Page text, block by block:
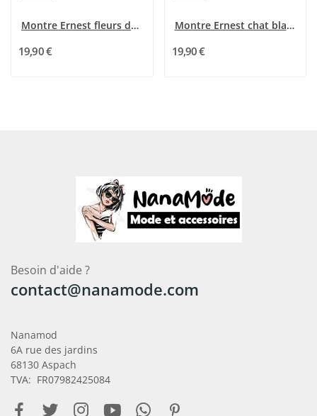
Montre Ernest fleurs des champs multicolore
19,90 €
Montre Ernest chat blanc
19,90 €
Besoin d'aide ?
contact@nanamode.com
Nanamod
6A rue des jardins
68130 Aspach
TVA: FR07982425084